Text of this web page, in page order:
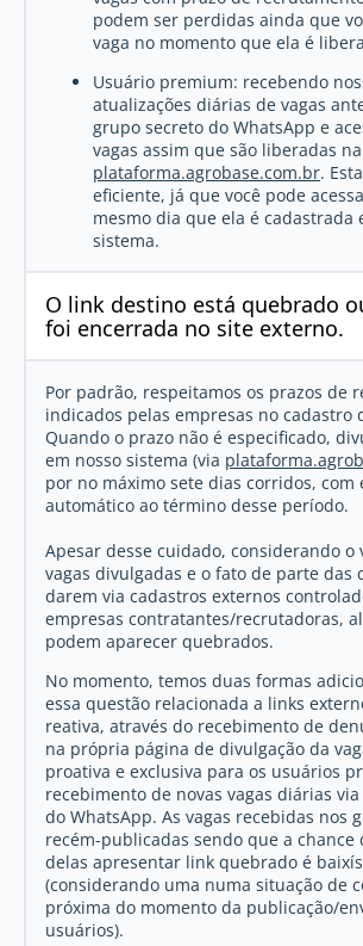
podem ser perdidas ainda que
vaga no momento que ela é
Usuário premium: recebendo
atualizações diárias de vagas
grupo secreto do WhatsApp e
vagas assim que são liberadas na
plataforma.agrobase.com.br.
eficiente, já que você pode
mesmo dia que ela é cadastrada
sistema.
O link destino está quebrado ou a vaga
foi encerrada no site externo.
Por padrão, respeitamos os prazos de
indicados pelas empresas no cadastro
Quando o prazo não é especificado,
em nosso sistema (via
por no máximo sete dias corridos, com
automático ao término desse período.
Apesar desse cuidado, considerando o
vagas divulgadas e o fato de parte das
darem via cadastros externos
empresas contratantes/recrutadoras,
podem aparecer quebrados.
No momento, temos duas formas
essa questão relacionada a links
reativa, através do recebimento de
na própria página de divulgação da
proativa e exclusiva para os usuários
recebimento de novas vagas diárias
do WhatsApp. As vagas recebidas nos
recém-publicadas sendo que a chance
delas apresentar link quebrado é
(considerando uma numa situação de
próxima do momento da publicação/
usuários).